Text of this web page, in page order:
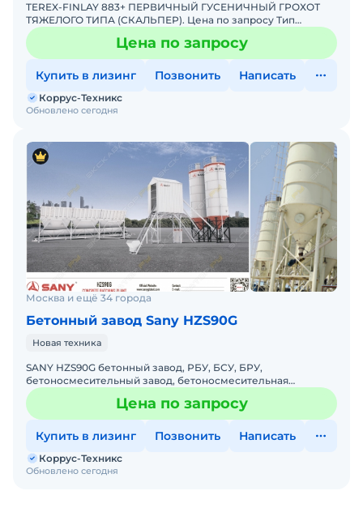
TEREX-FINLAY 883+ ПЕРВИЧНЫЙ ГУСЕНИЧНЫЙ ГРОХОТ
ТЯЖЕЛОГО ТИПА (СКАЛЬПЕР). Цена по запросу Тип
грохота: вибрационные Способ перемещения: самоходные
Самый попул
Цена по запросу
Купить в лизинг Позвонить Написать
Обновлено сегодня
Коррус-Техникс
Москва и ещё 34 города
Бетонный завод Sany HZS90G
Новая техника
SANY HZS90G бетонный завод, РБУ, БСУ, БРУ,
бетоносмесительный завод, бетоносмесительная
установкаЦена по запросуТип: цикличныйСпособ
перемещения: транспортабель
Цена по запросу
Купить в лизинг Позвонить Написать
Обновлено сегодня
Коррус-Техникс